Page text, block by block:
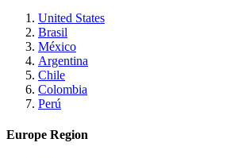
United States
Brasil
México
Argentina
Chile
Colombia
Perú
Europe Region